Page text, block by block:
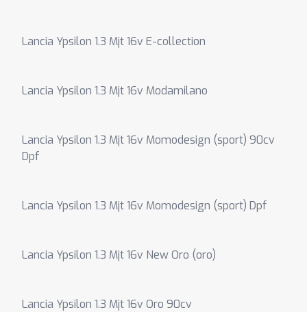
Lancia Ypsilon 1.3 Mjt 16v E-collection
Lancia Ypsilon 1.3 Mjt 16v Modamilano
Lancia Ypsilon 1.3 Mjt 16v Momodesign (sport) 90cv
Dpf
Lancia Ypsilon 1.3 Mjt 16v Momodesign (sport) Dpf
Lancia Ypsilon 1.3 Mjt 16v New Oro (oro)
Lancia Ypsilon 1.3 Mjt 16v Oro 90cv